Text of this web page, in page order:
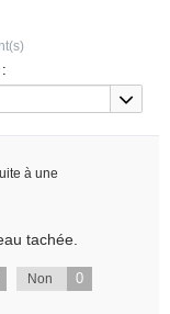
à une
tachée.
Non 0